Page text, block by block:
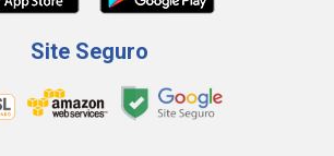
Site Seguro